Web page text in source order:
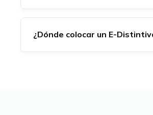
¿Dónde colocar un E-